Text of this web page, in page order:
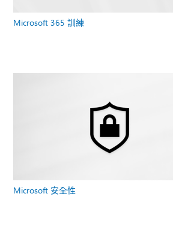
Microsoft 365 訓練
Microsoft 安全性